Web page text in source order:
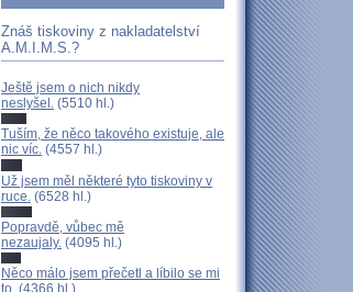
Znáš tiskoviny z nakladatelství
A.M.I.M.S.?
Ještě jsem o nich nikdy
neslyšel. (5510 hl.)
Tuším, že něco takového existuje, ale
nic víc. (4557 hl.)
Už jsem měl některé tyto tiskoviny v
ruce. (6528 hl.)
Popravdě, vůbec mě
nezaujaly. (4095 hl.)
Něco málo jsem přečetl a líbilo se mi
to. (4366 hl.)